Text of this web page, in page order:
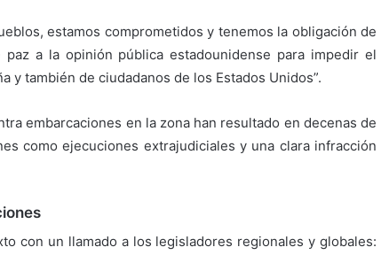
estamos comprometidos y tenemos la obligación de
a la opinión pública estadounidense para impedir el
y también de ciudadanos de los Estados Unidos”.
embarcaciones en la zona han resultado en decenas de
como ejecuciones extrajudiciales y una clara infracción
con un llamado a los legisladores regionales y globales: